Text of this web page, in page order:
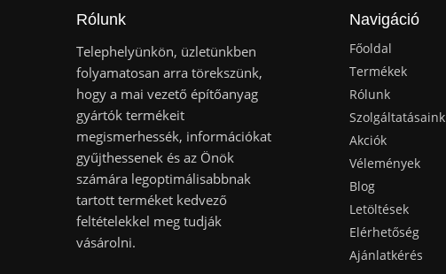
Rólunk
Telephelyünkön, üzletünkben
folyamatosan arra törekszünk,
hogy a mai vezető építőanyag
gyártók termékeit
megismerhessék, információkat
gyűjthessenek és az Önök
számára legoptimálisabbnak
tartott terméket kedvező
feltételekkel meg tudják
vásárolni.
Navigáció
Főoldal
Termékek
Rólunk
Szolgáltatásaink
Akciók
Vélemények
Blog
Letöltések
Elérhetőség
Ajánlatkérés